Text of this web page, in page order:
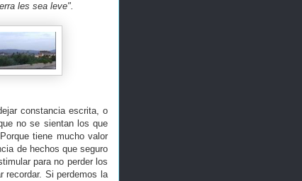
les sea leve".
constancia escrita, o
no se sientan los que
tiene mucho valor
de hechos que seguro
para no perder los
recordar. Si perdemos la